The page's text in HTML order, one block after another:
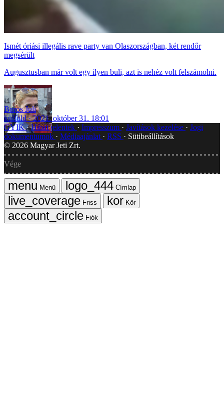
Ismét óriási illegális rave party van Olaszországban, két rendőr
megsérült
Augusztusban már volt egy ilyen buli, azt is nehéz volt felszámolni.
Boros Juli
külföld
2021. október 31. 18:01
GYIK Hibát jelentek Impresszum Javítások kezelése
Jogi
dokumentumok
Médiaajánlat RSS
Sütibeállítások
© 2026 Magyar Jeti Zrt.
Vége
Menü
Címlap
Friss
Kör
Fiók